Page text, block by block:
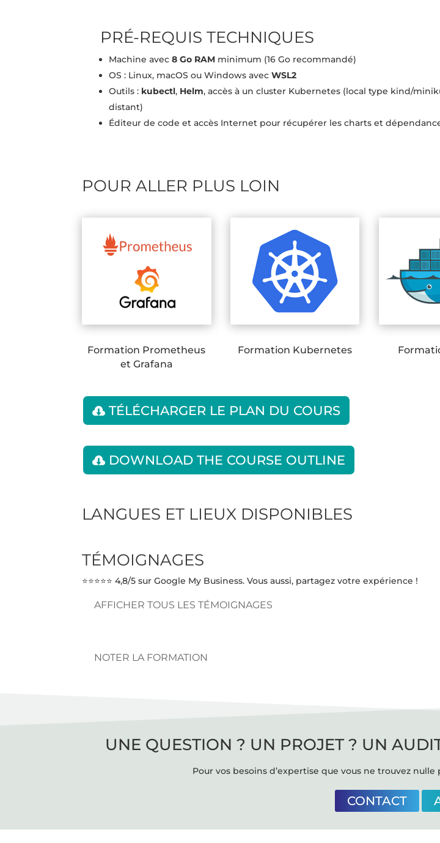
PRÉ-REQUIS TECHNIQUES
Machine avec8 Go RAM minimum (16 Go recommandé)
OS : Linux, macOS ou Windows avecWSL2
Outils : kubectl, Helm, accès à un cluster Kubernetes (local type kind/
distant)
Éditeur de code et accès Internet pour récupérer les charts et
POUR ALLER PLUS LOIN
Formation Prometheus
et Grafana
Formation Kubernetes
TÉLÉCHARGER LE PLAN DU COURS
DOWNLOAD THE COURSE OUTLINE
LANGUES ET LIEUX DISPONIBLES
TÉMOIGNAGES
⭐⭐⭐⭐⭐ 4,8/5 sur Google My Business. Vous aussi, partagez votre expérience !
AFFICHER TOUS LES TÉMOIGNAGES
NOTER LA FORMATION
UNE QUESTION ? UN PROJET ? UN
Pour vos besoins d’expertise que vous ne trouvez
CONTACT